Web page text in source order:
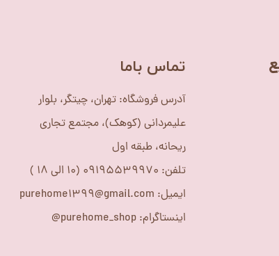
​تماس باما
آدرس فروشگاه: تهران، چیتگر، بلوار
علیمردانی (کوهک)، مجتمع تجاری
ریحانه، طبقه اول
تلفن: 09195539970 (10 الی 18 )
ایمیل: purehome1399@gmail.com
اینستاگرام: purehome_shop@